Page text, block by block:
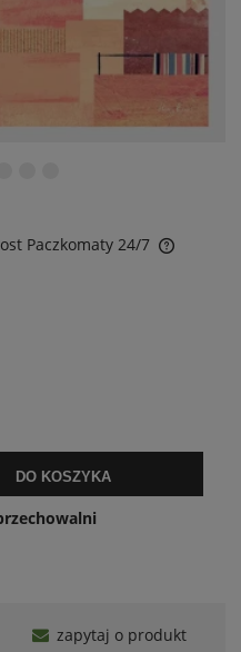
Paczkomaty 24/7
DO KOSZYKA
zapytaj o produkt